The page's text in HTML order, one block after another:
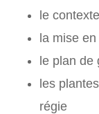
le contexte
la mise
le plan de
les
régie